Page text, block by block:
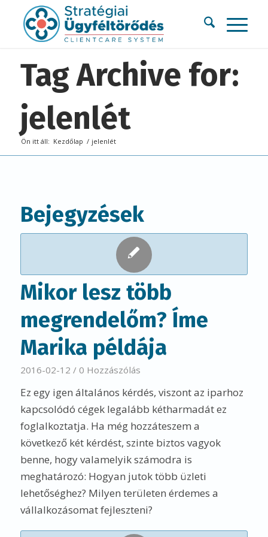
Tag Archive for:
jelenlét
Ön itt áll: Kezdőlap / jelenlét
Bejegyzések
Mikor lesz több
megrendelőm? Íme
Marika példája
2016-02-12 / 0 Hozzászólás
Ez egy igen általános kérdés, viszont az iparhoz
kapcsolódó cégek legalább kétharmadát ez
foglalkoztatja. Ha még hozzáteszem a
következő két kérdést, szinte biztos vagyok
benne, hogy valamelyik számodra is
meghatározó: Hogyan jutok több üzleti
lehetőséghez? Milyen területen érdemes a
vállalkozásomat fejleszteni?